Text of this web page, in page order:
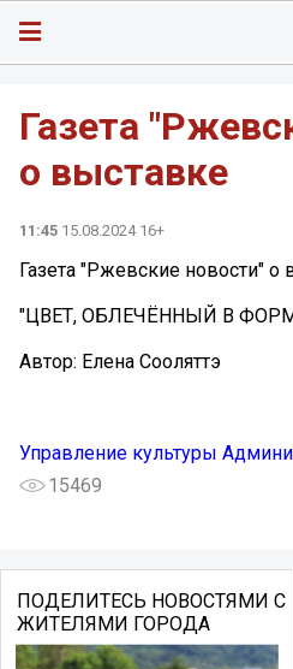
Газета
о выставке
11:45 15.08.2024 16+
Газета "Ржевские новости" о
"ЦВЕТ, ОБЛЕЧЁННЫЙ В
Автор: Елена Сооляттэ
Управление культуры
15469
ПОДЕЛИТЕСЬ НОВОСТЯМИ С
ЖИТЕЛЯМИ ГОРОДА